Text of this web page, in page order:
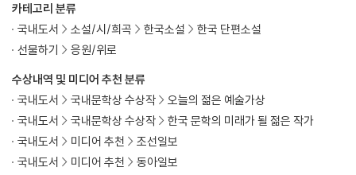
수상내역 및 미디어 추천 분류
국내도서
국내문학상 수상작
오늘의 젊은 예술가상
국내도서
국내문학상 수상작
한국 문학의 미래가 될 젊은 작가
국내도서
미디어 추천
조선일보
국내도서
미디어 추천
동아일보
카테고리 분류
국내도서
소설/시/희곡 한국소설
한국 단편소설
선물하기
응원/위로